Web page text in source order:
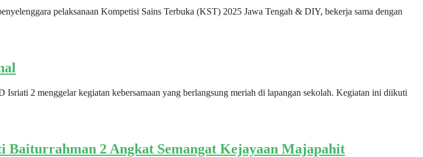
pelaksanaan Kompetisi Sains Terbuka (KST) 2025 Jawa Tengah & DIY, bekerja sama dengan
2 menggelar kegiatan kebersamaan yang berlangsung meriah di lapangan sekolah. Kegiatan ini diikuti
2 Angkat Semangat Kejayaan Majapahit